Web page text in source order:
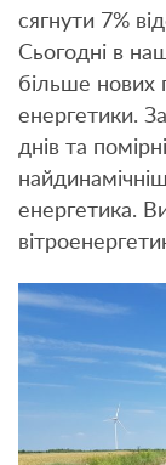
сягнути 7%
Сьогодні в
більше нових
енергетики.
днів та
енергетика.